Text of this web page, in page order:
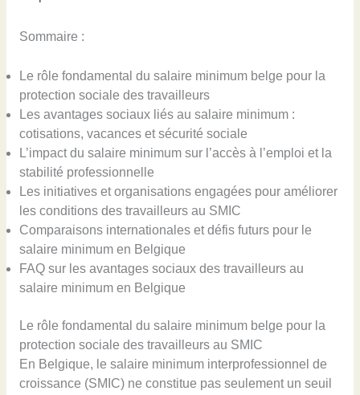
Sommaire :
Le rôle fondamental du salaire minimum belge pour la
protection sociale des travailleurs
Les avantages sociaux liés au salaire minimum :
cotisations, vacances et sécurité sociale
L’impact du salaire minimum sur l’accès à l’emploi et la
stabilité professionnelle
Les initiatives et organisations engagées pour améliorer
les conditions des travailleurs au SMIC
Comparaisons internationales et défis futurs pour le
salaire minimum en Belgique
FAQ sur les avantages sociaux des travailleurs au
salaire minimum en Belgique
Le rôle fondamental du salaire minimum belge pour la
protection sociale des travailleurs au SMIC
En Belgique, le salaire minimum interprofessionnel de
croissance (SMIC) ne constitue pas seulement un seuil